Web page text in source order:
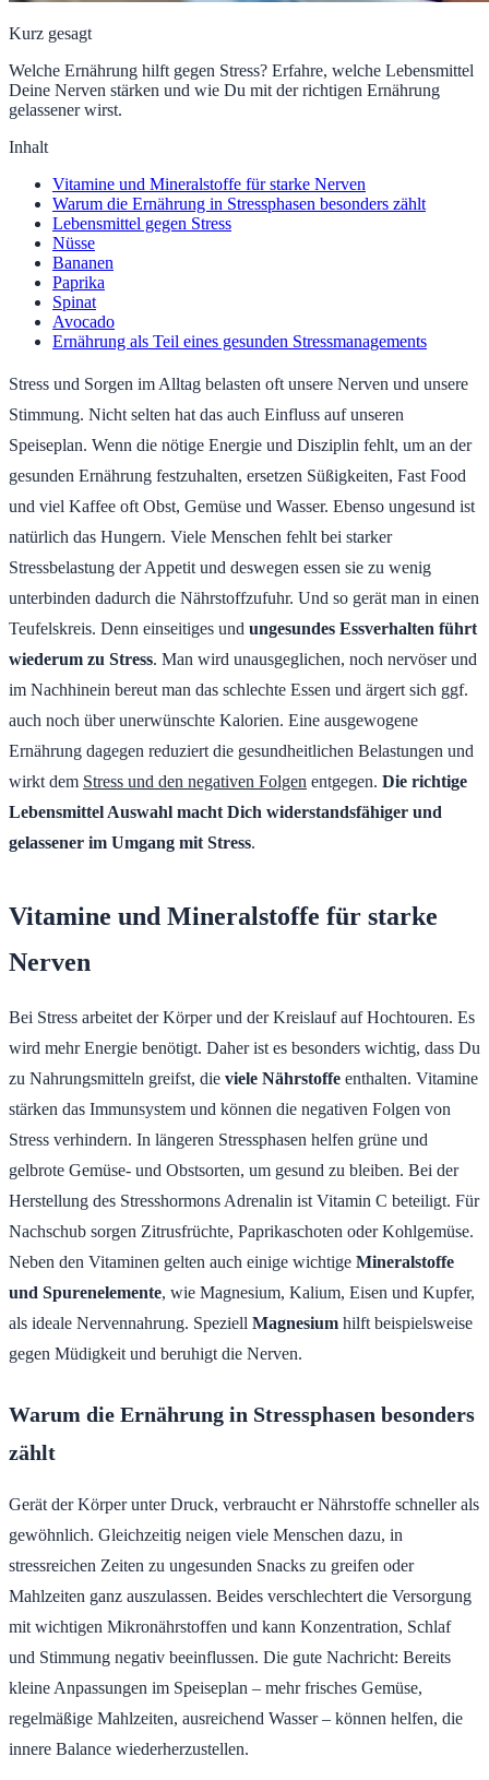
Kurz gesagt
Welche Ernährung hilft gegen Stress? Erfahre, welche Lebensmittel
Deine Nerven stärken und wie Du mit der richtigen Ernährung
gelassener wirst.
Inhalt
Vitamine und Mineralstoffe für starke Nerven
Warum die Ernährung in Stressphasen besonders zählt
Lebensmittel gegen Stress
Nüsse
Bananen
Paprika
Spinat
Avocado
Ernährung als Teil eines gesunden Stressmanagements
Stress und Sorgen im Alltag belasten oft unsere Nerven und unsere
Stimmung. Nicht selten hat das auch Einfluss auf unseren
Speiseplan. Wenn die nötige Energie und Disziplin fehlt, um an der
gesunden Ernährung festzuhalten, ersetzen Süßigkeiten, Fast Food
und viel Kaffee oft Obst, Gemüse und Wasser. Ebenso ungesund ist
natürlich das Hungern. Viele Menschen fehlt bei starker
Stressbelastung der Appetit und deswegen essen sie zu wenig
unterbinden dadurch die Nährstoffzufuhr. Und so gerät man in einen
Teufelskreis. Denn einseitiges und ungesundes Essverhalten führt
wiederum zu Stress. Man wird unausgeglichen, noch nervöser und
im Nachhinein bereut man das schlechte Essen und ärgert sich ggf.
auch noch über unerwünschte Kalorien. Eine ausgewogene
Ernährung dagegen reduziert die gesundheitlichen Belastungen und
wirkt dem Stress und den negativen Folgen entgegen. Die richtige
Lebensmittel Auswahl macht Dich widerstandsfähiger und
gelassener im Umgang mit Stress.
Vitamine und Mineralstoffe für starke
Nerven
Bei Stress arbeitet der Körper und der Kreislauf auf Hochtouren. Es
wird mehr Energie benötigt. Daher ist es besonders wichtig, dass Du
zu Nahrungsmitteln greifst, die viele Nährstoffe enthalten. Vitamine
stärken das Immunsystem und können die negativen Folgen von
Stress verhindern. In längeren Stressphasen helfen grüne und
gelbrote Gemüse- und Obstsorten, um gesund zu bleiben. Bei der
Herstellung des Stresshormons Adrenalin ist Vitamin C beteiligt. Für
Nachschub sorgen Zitrusfrüchte, Paprikaschoten oder Kohlgemüse.
Neben den Vitaminen gelten auch einige wichtige Mineralstoffe
und Spurenelemente, wie Magnesium, Kalium, Eisen und Kupfer,
als ideale Nervennahrung. Speziell Magnesium hilft beispielsweise
gegen Müdigkeit und beruhigt die Nerven.
Warum die Ernährung in Stressphasen besonders
zählt
Gerät der Körper unter Druck, verbraucht er Nährstoffe schneller als
gewöhnlich. Gleichzeitig neigen viele Menschen dazu, in
stressreichen Zeiten zu ungesunden Snacks zu greifen oder
Mahlzeiten ganz auszulassen. Beides verschlechtert die Versorgung
mit wichtigen Mikronährstoffen und kann Konzentration, Schlaf
und Stimmung negativ beeinflussen. Die gute Nachricht: Bereits
kleine Anpassungen im Speiseplan – mehr frisches Gemüse,
regelmäßige Mahlzeiten, ausreichend Wasser – können helfen, die
innere Balance wiederherzustellen.